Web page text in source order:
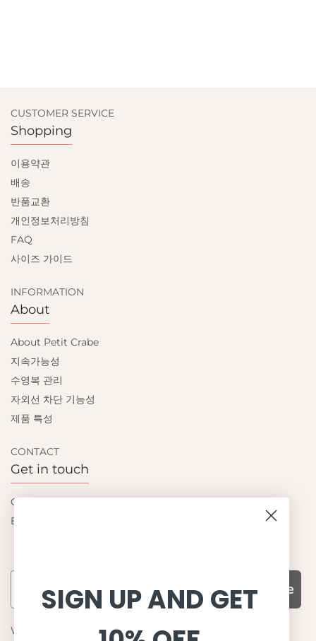
CUSTOMER SERVICE
Shopping
이용약관
배송
반품교환
개인정보처리방침
FAQ
사이즈 가이드
INFORMATION
About
About Petit Crabe
지속가능성
수영복 관리
자외선 차단 기능성
제품 특성
CONTACT
Get in touch
Contact us
Become a retailer
Subscribe
WHY CHOOSE US?
SIGN UP AND GET